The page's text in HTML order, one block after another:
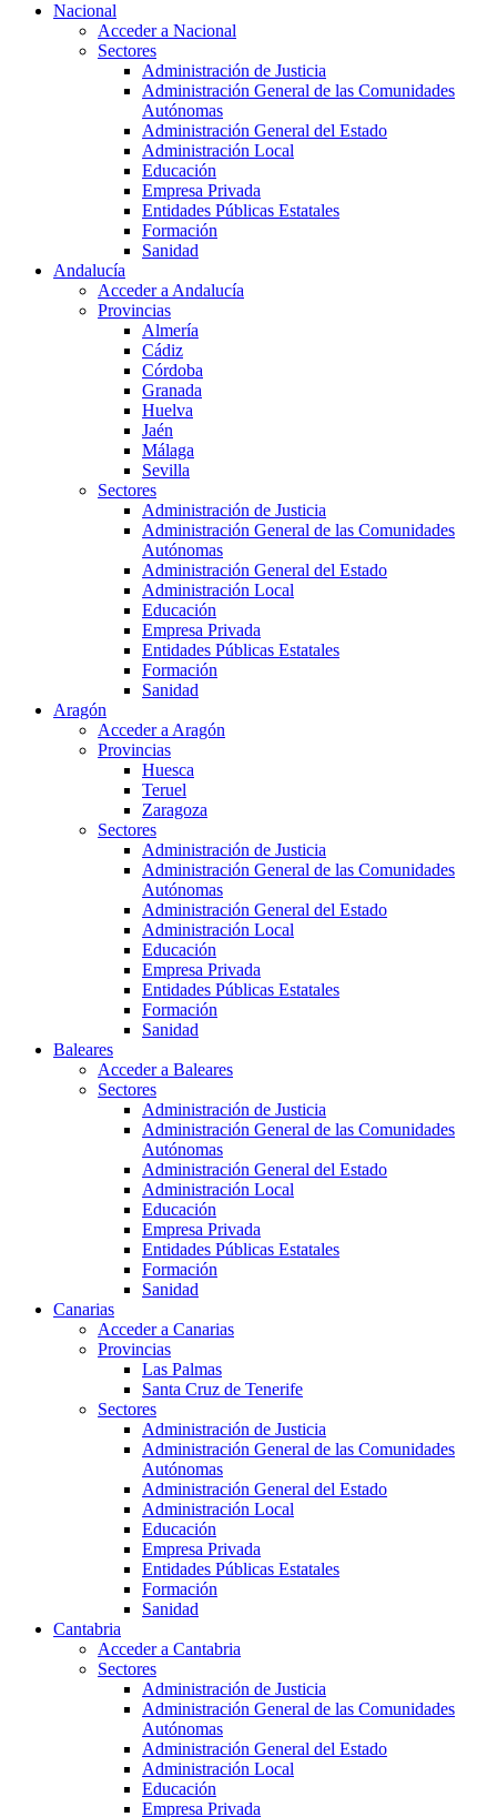
Nacional
Acceder a Nacional
Sectores
Administración de Justicia
Administración General de las Comunidades
Autónomas
Administración General del Estado
Administración Local
Educación
Empresa Privada
Entidades Públicas Estatales
Formación
Sanidad
Andalucía
Acceder a Andalucía
Provincias
Almería
Cádiz
Córdoba
Granada
Huelva
Jaén
Málaga
Sevilla
Sectores
Administración de Justicia
Administración General de las Comunidades
Autónomas
Administración General del Estado
Administración Local
Educación
Empresa Privada
Entidades Públicas Estatales
Formación
Sanidad
Aragón
Acceder a Aragón
Provincias
Huesca
Teruel
Zaragoza
Sectores
Administración de Justicia
Administración General de las Comunidades
Autónomas
Administración General del Estado
Administración Local
Educación
Empresa Privada
Entidades Públicas Estatales
Formación
Sanidad
Baleares
Acceder a Baleares
Sectores
Administración de Justicia
Administración General de las Comunidades
Autónomas
Administración General del Estado
Administración Local
Educación
Empresa Privada
Entidades Públicas Estatales
Formación
Sanidad
Canarias
Acceder a Canarias
Provincias
Las Palmas
Santa Cruz de Tenerife
Sectores
Administración de Justicia
Administración General de las Comunidades
Autónomas
Administración General del Estado
Administración Local
Educación
Empresa Privada
Entidades Públicas Estatales
Formación
Sanidad
Cantabria
Acceder a Cantabria
Sectores
Administración de Justicia
Administración General de las Comunidades
Autónomas
Administración General del Estado
Administración Local
Educación
Empresa Privada